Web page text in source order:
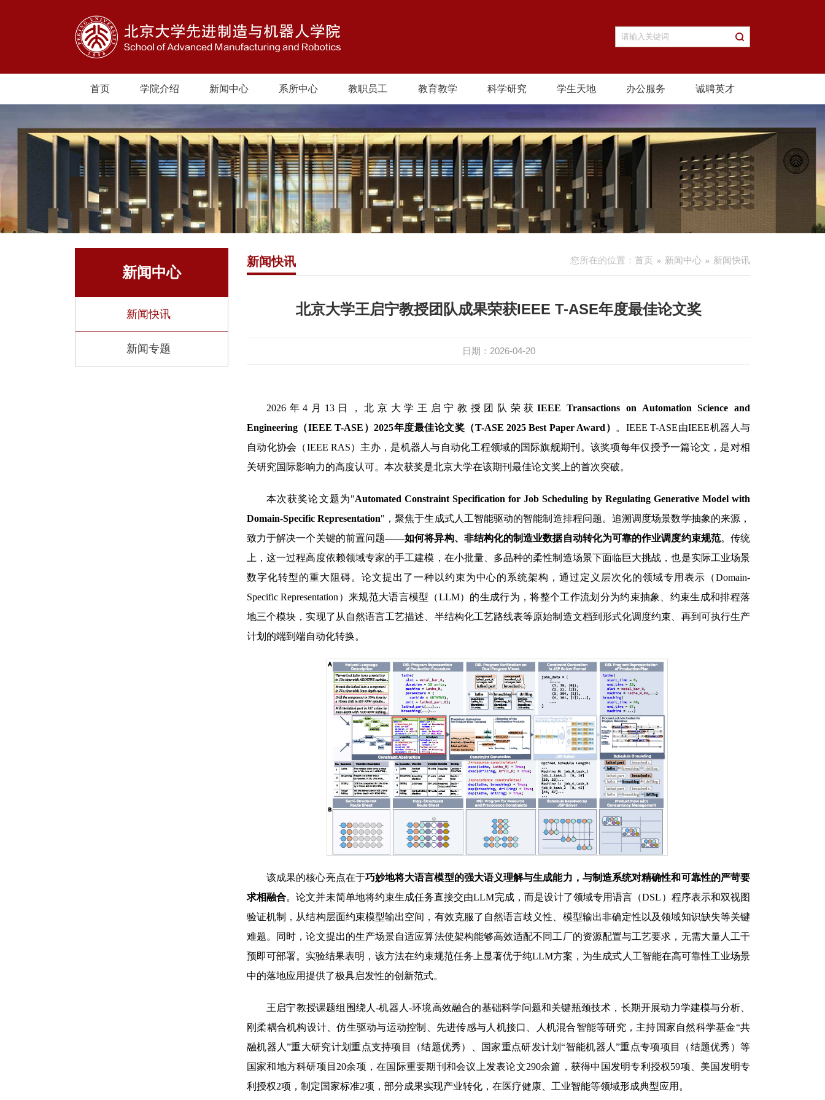
首页 学院介绍 新闻中心 系所中心 教职员工 教育教学 科学研究 学生天地 办公服务 诚聘英才
新闻中心
新闻快讯
新闻专题
您所在的位置： 首页 新闻中心 新闻快讯
新闻快讯
北京大学王启宁教授团队成果荣获IEEE T-ASE年度最佳论文奖
日期：2026-04-20
2026年4月13日，北京大学王启宁教授团队荣获 IEEE Transactions on Automation Science and
Engineering（IEEE T-ASE）2025年度最佳论文奖（T-ASE 2025 Best Paper Award）
。IEEE T-ASE由IEEE机器人与
自动化协会（IEEE RAS）主办，是机器人与自动化工程领域的国际旗舰期刊。该奖项每年仅授予一篇论文，是对相
关研究国际影响力的高度认可。本次获奖是北京大学在该期刊最佳论文奖上的首次突破。
本次获奖论文题为"Automated Constraint Specification for Job Scheduling by Regulating Generative Model with
Domain-Specific Representation"，聚焦于生成式人工智能驱动的智能制造排程问题。追溯调度场景数学抽象的来源，
致力于解决一个关键的前置问题——如何将异构、非结构化的制造业数据自动转化为可靠的作业调度约束规范。传统
上，这一过程高度依赖领域专家的手工建模，在小批量、多品种的柔性制造场景下面临巨大挑战，也是实际工业场景
数字化转型的重大阻碍。论文提出了一种以约束为中心的系统架构，通过定义层次化的领域专用表示（Domain-
Specific Representation）来规范大语言模型（LLM）的生成行为，将整个工作流划分为约束抽象、约束生成和排程落
地三个模块，实现了从自然语言工艺描述、半结构化工艺路线表等原始制造文档到形式化调度约束、再到可执行生产
计划的端到端自动化转换。
该成果的核心亮点在于巧妙地将大语言模型的强大语义理解与生成能力，与制造系统对精确性和可靠性的严苛要
求相融合。论文并未简单地将约束生成任务直接交由LLM完成，而是设计了领域专用语言（DSL）程序表示和双视图
验证机制，从结构层面约束模型输出空间，有效克服了自然语言歧义性、模型输出非确定性以及领域知识缺失等关键
难题。同时，论文提出的生产场景自适应算法使架构能够高效适配不同工厂的资源配置与工艺要求，无需大量人工干
预即可部署。实验结果表明，该方法在约束规范任务上显著优于纯LLM方案，为生成式人工智能在高可靠性工业场景
中的落地应用提供了极具启发性的创新范式。
王启宁教授课题组围绕人-机器人-环境高效融合的基础科学问题和关键瓶颈技术，长期开展动力学建模与分析、
刚柔耦合机构设计、仿生驱动与运动控制、先进传感与人机接口、人机混合智能等研究，主持国家自然科学基金“共
融机器人”重大研究计划重点支持项目（结题优秀）、国家重点研发计划“智能机器人”重点专项项目（结题优秀）等
国家和地方科研项目20余项，在国际重要期刊和会议上发表论文290余篇，获得中国发明专利授权59项、美国发明专
利授权2项，制定国家标准2项，部分成果实现产业转化，在医疗健康、工业智能等领域形成典型应用。